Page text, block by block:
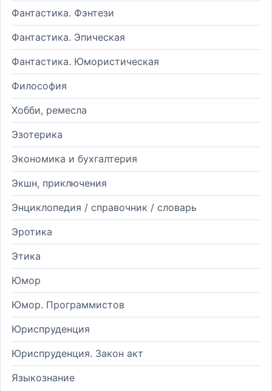
Фантастика. Фэнтези
Фантастика. Эпическая
Фантастика. Юмористическая
Философия
Хобби, ремесла
Эзотерика
Экономика и бухгалтерия
Экшн, приключения
Энциклопедия / справочник / словарь
Эротика
Этика
Юмор
Юмор. Программистов
Юриспруденция
Юриспруденция. Закон акт
Языкознание